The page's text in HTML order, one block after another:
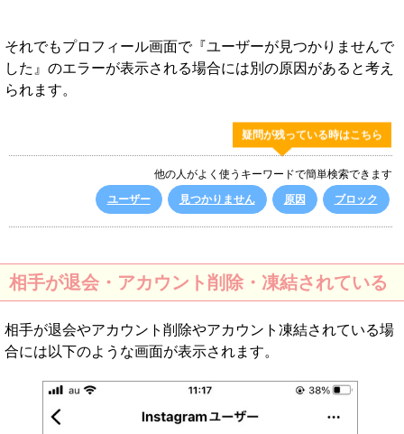
それでもプロフィール画面で『ユーザーが見つかりませんで
した』のエラーが表示される場合には別の原因があると考え
られます。
疑問が残っている時はこちら
他の人がよく使うキーワードで簡単検索できます
ユーザー
見つかりません 原因 ブロック
相手が退会・アカウント削除・凍結されている
相手が退会やアカウント削除やアカウント凍結されている場
合には以下のような画面が表示されます。